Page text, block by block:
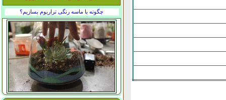
چگونه با ماسه رنگی تراریوم بسازیم؟